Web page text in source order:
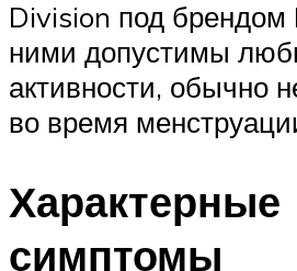
Division под брендом
ними допустимы
активности, обычно
во время
Характерные
симптомы